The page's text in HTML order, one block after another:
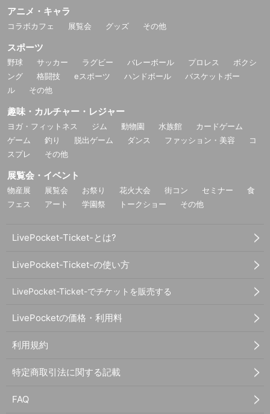
アニメ・キャラ
コラボカフェ 展覧会 グッズ その他
スポーツ
野球 サッカー ラグビー バレーボール プロレス
ボクシ
ング
格闘技 eスポーツ ハンドボール
バスケットボー
ル
その他
趣味・カルチャー・レジャー
ヨガ・フィットネス ジム 動物園 水族館
カードゲーム
ゲーム
釣り 脱出ゲーム ダンス ファッション・美容
コ
スプレ
その他
展覧会・イベント
物産展 展覧会 お祭り 花火大会 街コン セミナー
食
フェス
アート 学園祭 トークショー その他
LivePocket-Ticket-とは?
LivePocket-Ticket-の使い方
LivePocket-Ticket-でチケットを販売する
LivePocketの価格・利用料
利用規約
特定商取引法に関する記載
FAQ